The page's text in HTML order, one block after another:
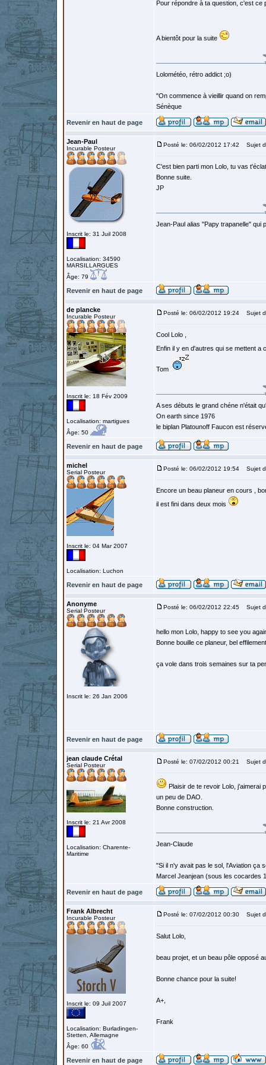
Pour répondre à ta question, c'est
A bientôt pour la suite
Lolométéo, rétro addict ;o)
"On commence à vieillir quand on
Sénèque
Revenir en haut de page
Jean-Paul
Incurable Posteur
Inscrit le: 31 Juil 2008
Localisation: 34590
MARSILLARGUES
Âge: 79
Posté le: 06/02/2012 17:42 Sujet
C'est bien parti mon Lolo, tu vas
Bonne suite.
JP
Jean-Paul alias "Papy trapanelle" qui
Revenir en haut de page
de plancke
Incurable Posteur
Inscrit le: 18 Fév 2009
Localisation: martigues
Âge: 50
Posté le: 06/02/2012 19:24 Sujet
Cool Lolo ,
Enfin il y en d'autres qui se mettent a
Tom
A ses débuts le grand chéne n'était
On earth since 1976
le biplan Platounoff Faucon est
Revenir en haut de page
michel
Serial Posteur
Inscrit le: 04 Mar 2007
Localisation: Luchon
Posté le: 06/02/2012 19:54 Sujet
Encore un beau planeur en cours ,
il est fini dans deux mois
Revenir en haut de page
Anonyme
Serial Posteur
Inscrit le: 26 Jan 2006
Posté le: 06/02/2012 22:45 Sujet
hello mon Lolo, happy to see you
Bonne bouille ce planeur, bel
ça vole dans trois semaines sur ta
Revenir en haut de page
jean claude Crétal
Serial Posteur
Inscrit le: 21 Avr 2008
Localisation: Charente-
Maritime
Posté le: 07/02/2012 00:21 Sujet
Plaisir de te revoir Lolo, j'aimerai
un peu de DAO.
Bonne construction.
Jean-Claude
"Si il n'y avait pas le sol, l'Aviation ça
Marcel Jeanjean (sous les cocardes
Revenir en haut de page
Frank Albrecht
Incurable Posteur
Inscrit le: 09 Juil 2007
Localisation: Burladingen-
Stetten, Allemagne
Âge: 60
Posté le: 07/02/2012 00:30 Sujet
Salut Lolo,
beau projet, et un beau pôle opposé
Bonne chance pour la suite!
A+,
Frank
Revenir en haut de page